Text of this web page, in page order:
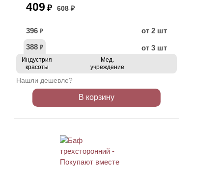
409 ₽ 608 ₽
396 ₽
от 2 шт
388 ₽ от 3 шт
Индустрия
красоты
Мед.
учреждение
Нашли дешевле?
В корзину